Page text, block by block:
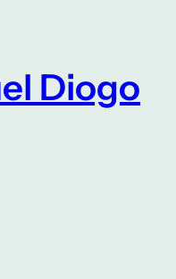
Diogo